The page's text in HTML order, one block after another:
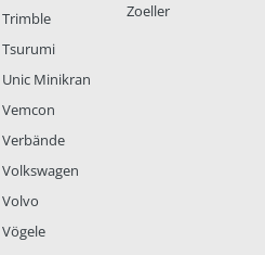
Trimble
Tsurumi
Unic Minikran
Vemcon
Verbände
Volkswagen
Volvo
Vögele
Zoeller